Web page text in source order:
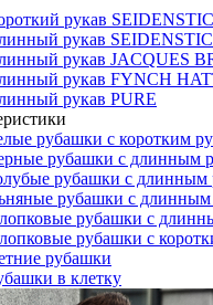
рукав
рукав
рукав JAСQUES
рукав FYNCH
рукав PURE
рубашки с коротким
рубашки с длинным
рубашки с длинным
рубашки с длинным
рубашки с
рубашки с
рубашки
в клетку